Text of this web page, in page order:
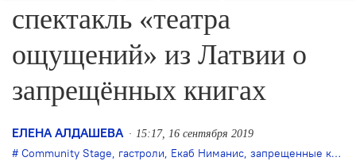
спектакль «театра
ощущений» из Латвии о
запрещённых книгах
ЕЛЕНА АЛДАШЕВА 15:17, 16 сентября 2019
Community Stage, гастроли, Екаб Ниманис, запрещенные книги